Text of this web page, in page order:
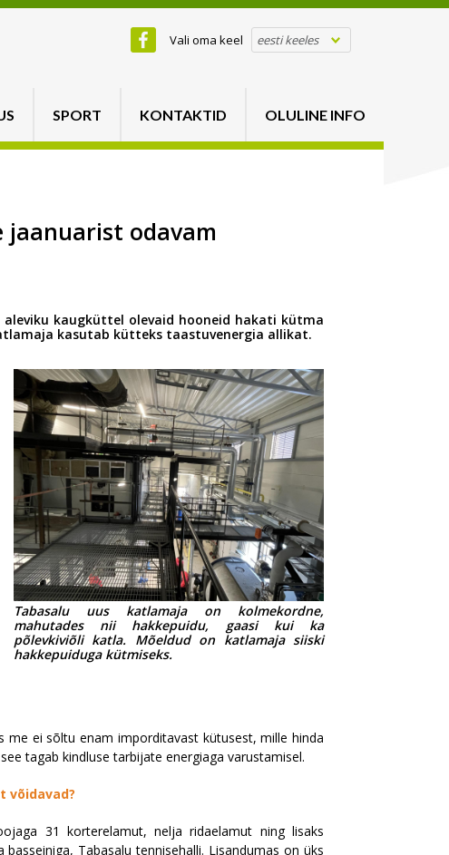
Vali oma keel eesti keeles
SPORT KONTAKTID OLULINE INFO
jaanuarist odavam
kaugküttel olevaid hooneid hakati kütma
kasutab kütteks taastuvenergia allikat.
Tabasalu uus katlamaja on kolmekordne,
mahutades nii hakkepuidu, gaasi kui ka
põlevkiviõli katla. Mõeldud on katlamaja siiski
hakkepuiduga kütmiseks.
me ei sõltu enam imporditavast kütusest, mille hinda
tagab kindluse tarbijate energiaga varustamisel.
võidavad?
31 korterelamut, nelja ridaelamut ning lisaks
Tabasalu tennisehalli. Lisandumas on üks